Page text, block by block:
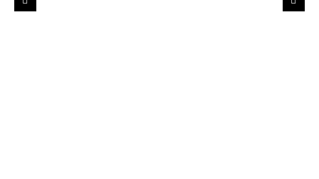
Poprzedni